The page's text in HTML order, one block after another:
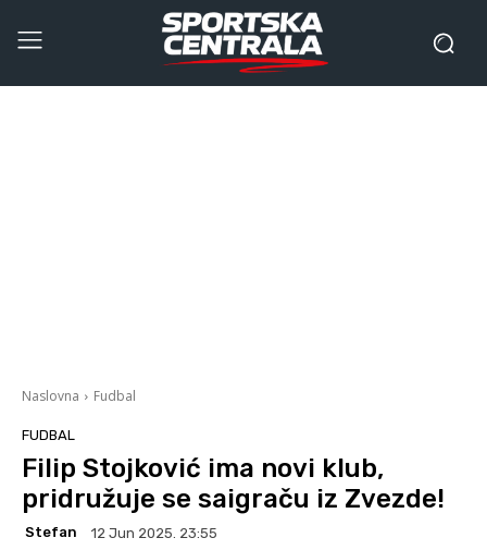
Naslovna Fudbal
FUDBAL
Filip Stojković ima novi klub,
pridružuje se saigraču iz Zvezde!
Stefan 12 Jun 2025. 23:55